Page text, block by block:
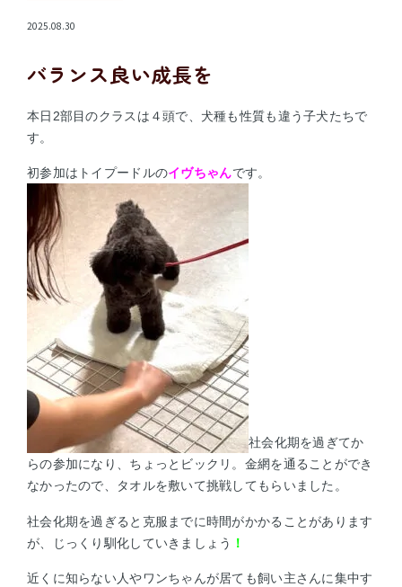
2025.08.30
バランス良い成長を
本日2部目のクラスは４頭で、犬種も性質も違う子犬たちで
す。
初参加はトイプードルのイヴちゃんです。
社会化期を過ぎてか
らの参加になり、ちょっとビックリ。金網を通ることができ
なかったので、タオルを敷いて挑戦してもらいました。
社会化期を過ぎると克服までに時間がかかることがあります
が、じっくり馴化していきましょう ！
近くに知らない人やワンちゃんが居ても飼い主さんに集中す